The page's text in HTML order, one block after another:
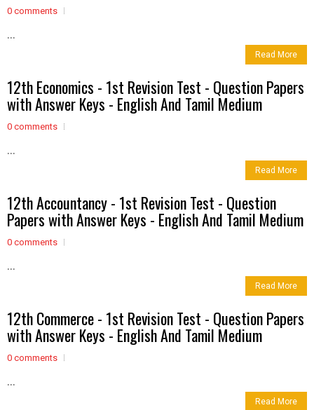
0 comments
...
Read More
12th Economics - 1st Revision Test - Question Papers
with Answer Keys - English And Tamil Medium
0 comments
...
Read More
12th Accountancy - 1st Revision Test - Question
Papers with Answer Keys - English And Tamil Medium
0 comments
...
Read More
12th Commerce - 1st Revision Test - Question Papers
with Answer Keys - English And Tamil Medium
0 comments
...
Read More